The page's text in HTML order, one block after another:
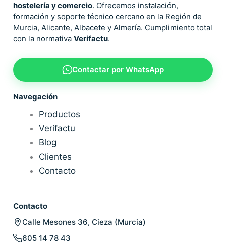
hostelería y comercio. Ofrecemos instalación,
formación y soporte técnico cercano en la Región de
Murcia, Alicante, Albacete y Almería. Cumplimiento total
con la normativa Verifactu.
Contactar por WhatsApp
Navegación
Productos
Verifactu
Blog
Clientes
Contacto
Contacto
Calle Mesones 36, Cieza (Murcia)
605 14 78 43